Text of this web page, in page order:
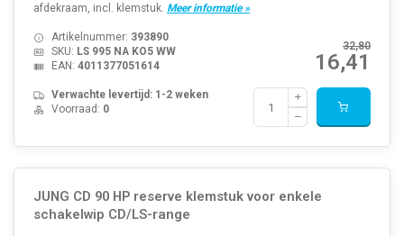
afdekraam, incl. klemstuk. Meer informatie »
32,80
16,41
Artikelnummer: 393890
SKU: LS 995 NA KO5 WW
EAN: 4011377051614
Verwachte levertijd: 1-2 weken
Voorraad: 0
JUNG CD 90 HP reserve klemstuk voor enkele
schakelwip CD/LS-range